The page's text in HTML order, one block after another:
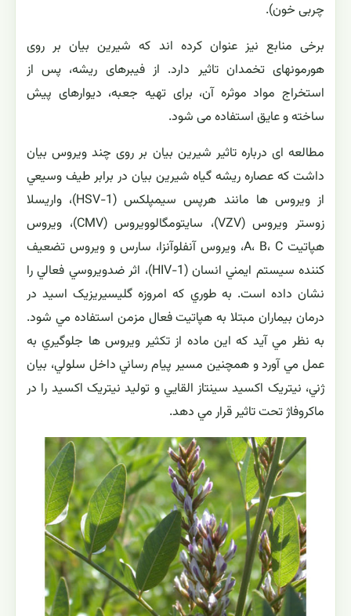
چربی خون).
برخی منابع نیز عنوان کرده اند که شیرین بیان بر روی
هورمونهای تخمدان تاثیر دارد. از فیبرهای ریشه، پس از
استخراج مواد موثره آن، برای تهیه جعبه، دیوارهای پیش
ساخته و عایق استفاده می شود.
مطالعه ای درباره تاثیر شیرین بیان بر روی چند ویروس بیان
داشت که عصاره ريشه گياه شيرين بيان در برابر طيف وسيعي
از ويروس ها مانند هرپس سيمپلکس (HSV-1)، واريسلا
زوستر ويروس (VZV)، سايتومگالوويروس (CMV)، ويروس
هپاتيت A، B، C، ويروس آنفلوآنزا، سارس و ويروس تضعيف
کننده سيستم ايمني انسان (HIV-1)، اثر ضدويروسي فعالي را
نشان داده است. به طوري که امروزه گليسيريزيک اسيد در
درمان بيماران مبتلا به هپاتيت فعال مزمن استفاده مي شود.
به نظر مي آيد که اين ماده از تكثير ويروس ها جلوگيري به
عمل مي آورد و همچنين مسير پيام رساني داخل سلولي، بيان
ژني، نيتريک اکسيد سينتاز القايي و توليد نيتريک اکسيد را در
ماکروفاژ تحت تاثير قرار مي دهد.